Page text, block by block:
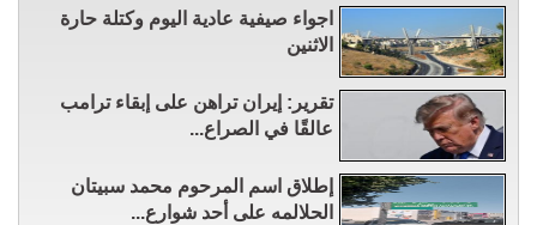
اجواء صيفية عادية اليوم وكتلة حارة
الاثنين
تقرير: إيران تراهن على إبقاء ترامب
عالقًا في الصراع...
إطلاق اسم المرحوم محمد سبيتان
الحلالمه على أحد شوارع...